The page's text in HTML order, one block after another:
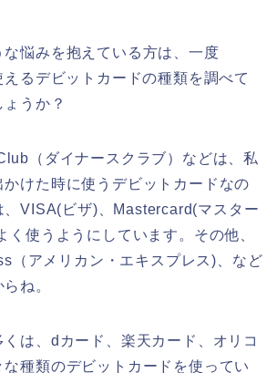
な悩みを抱えている方は、一度
るデビットカードの種類を調べて
うか？
（ダイナースクラブ）などは、私
けた時に使うデビットカードなの
、VISA(ビザ)、Mastercard(マスター
く使うようにしています。その他、
（アメリカン・エキスプレス)、など
ね。
くは、dカード、楽天カード、オリコ
な種類のデビットカードを使ってい